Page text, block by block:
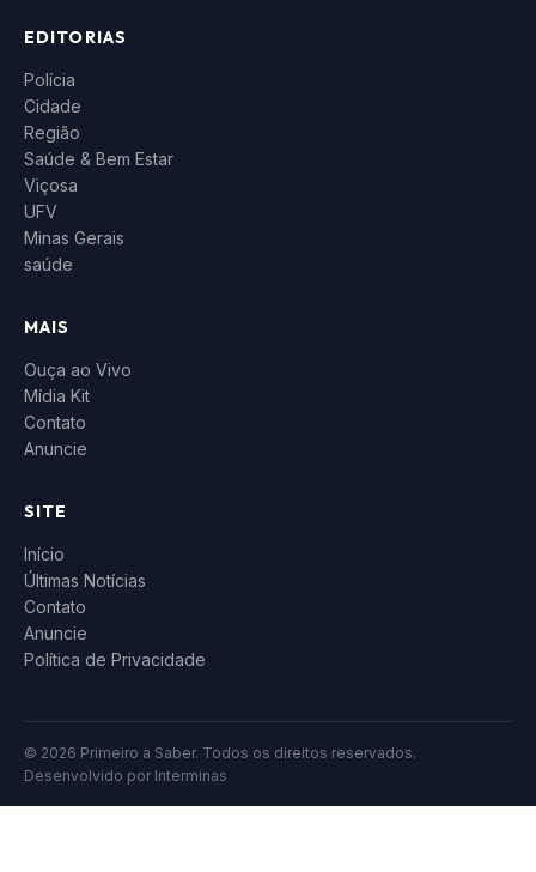
EDITORIAS
Polícia
Cidade
Região
Saúde & Bem Estar
Viçosa
UFV
Minas Gerais
saúde
MAIS
Ouça ao Vivo
Mídia Kit
Contato
Anuncie
SITE
Início
Últimas Notícias
Contato
Anuncie
Política de Privacidade
© 2026 Primeiro a Saber. Todos os direitos reservados.
Desenvolvido por Interminas